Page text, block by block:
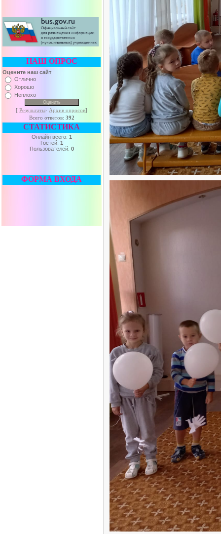
НАШ ОПРОС
Оцените наш сайт
Отлично
Хорошо
Неплохо
[ Результаты· Архив опросов]
Всего ответов: 392
СТАТИСТИКА
Онлайн всего: 1
Гостей: 1
Пользователей: 0
ФОРМА ВХОДА